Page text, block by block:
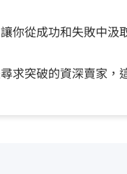
你從成功和失敗中汲
求突破的資深賣家